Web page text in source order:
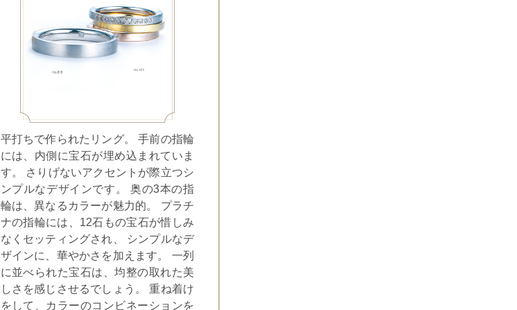
平打ちで作られたリング。 手前の指輪
には、内側に宝石が埋め込まれていま
す。 さりげないアクセントが際立つシ
ンプルなデザインです。 奥の3本の指
輪は、異なるカラーが魅力的。 プラチ
ナの指輪には、12石もの宝石が惜しみ
なくセッティングされ、 シンプルなデ
ザインに、華やかさを加えます。 一列
に並べられた宝石は、均整の取れた美
しさを感じさせるでしょう。 重ね着け
をして、カラーのコンビネーションを